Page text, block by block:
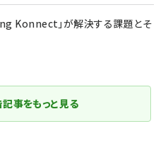
Konnect」が解決する課題とそ
事をもっと見る